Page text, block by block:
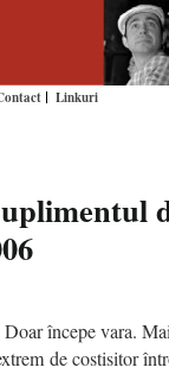
Linkuri
începe vara.
de costisitor